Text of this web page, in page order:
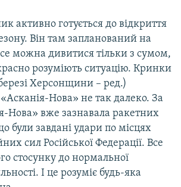
активно готується до відкриття
Він там запланований на
можна дивитися тільки з сумом,
розуміють ситуацію. Кринки
Херсонщини – ред.)
Нова» не так далеко. За
Нова» вже зазнавала ракетних
були завдані удари по місцях
сил Російської Федерації. Все
стосунку до нормальної
І це розуміє будь-яка